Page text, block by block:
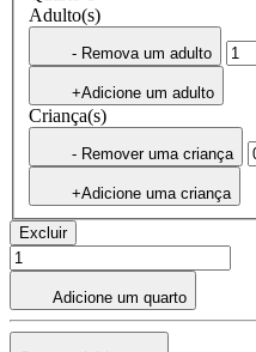
Adulto(s)
- Remova um adulto
+Adicione um adulto
Criança(s)
- Remover uma criança
+Adicione uma criança
Excluir
Adicione um quarto